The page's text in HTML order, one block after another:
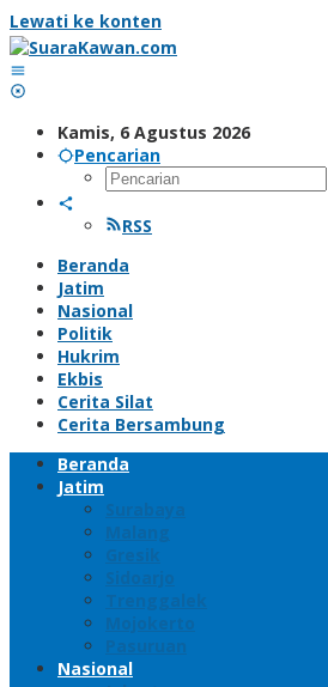
Lewati ke konten
Kamis, 6 Agustus 2026
Pencarian
RSS
Beranda
Jatim
Nasional
Politik
Hukrim
Ekbis
Cerita Silat
Cerita Bersambung
Beranda
Jatim
Surabaya
Malang
Gresik
Sidoarjo
Trenggalek
Mojokerto
Pasuruan
Nasional